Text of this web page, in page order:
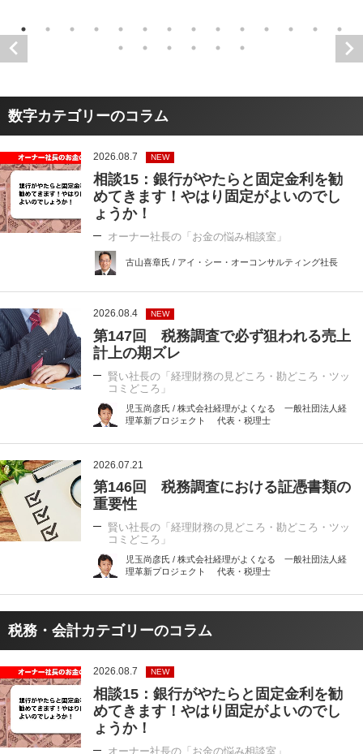
数字カテゴリーのコラム
2026.08.7 NEW
相談15：銀行がやたらと固定金利を勧
めてきます！やはり固定がよいのでし
ょうか！
オーナー社長の「お金の悩み相談室」
古山喜章氏 / アイ・シー・オーコンサルティング社長
2026.08.4 NEW
第147回 税務調査で必ず狙われる売上
計上の期ズレ
賢い社長の「経理財務の見どころ・勘どころ・ツッ
コミどころ」
児玉尚彦氏 / 株式会社経理がよくなる 一般社団法人経
理革新プロジェクト 代表・税理士
2026.07.21
第146回 税務調査における証憑書類の
重要性
賢い社長の「経理財務の見どころ・勘どころ・ツッ
コミどころ」
児玉尚彦氏 / 株式会社経理がよくなる 一般社団法人経
理革新プロジェクト 代表・税理士
税務・会計カテゴリーのコラム
2026.08.7 NEW
相談15：銀行がやたらと固定金利を勧
めてきます！やはり固定がよいのでし
ょうか！
オーナー社長の「お金の悩み相談室」